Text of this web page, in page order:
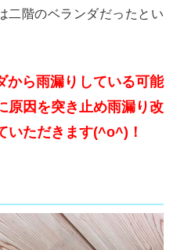
二階のベランダだったとい
から雨漏りしている可能
原因を突き止め雨漏り改
いただきます(^o^)！